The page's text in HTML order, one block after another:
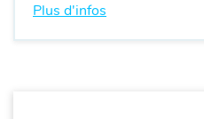
Plus d'infos